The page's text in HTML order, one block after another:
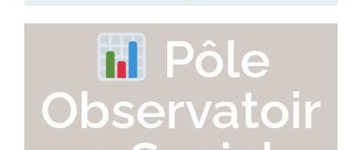
Pôle
Observatoir